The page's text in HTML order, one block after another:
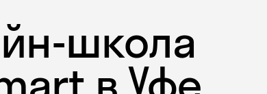
школа